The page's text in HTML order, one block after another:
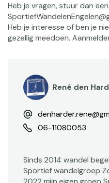
Heb je vragen, stuur dan
Heb je interesse of ben je
gezellig meedoen.
René den
06-11080053
Sinds 2014 wandel
Sportief wandelgroep